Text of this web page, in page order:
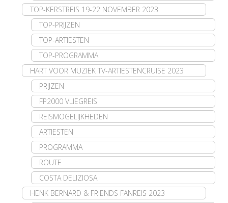
TOP-KERSTREIS 19-22 NOVEMBER 2023
TOP-PRIJZEN
TOP-ARTIESTEN
TOP-PROGRAMMA
HART VOOR MUZIEK TV-ARTIESTENCRUISE 2023
PRIJZEN
FP2000 VLIEGREIS
REISMOGELIJKHEDEN
ARTIESTEN
PROGRAMMA
ROUTE
COSTA DELIZIOSA
HENK BERNARD & FRIENDS FANREIS 2023